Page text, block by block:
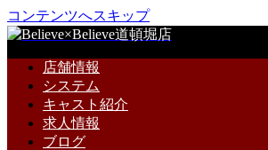
コンテンツへスキップ
店舗情報
システム
キャスト紹介
求人情報
ブログ